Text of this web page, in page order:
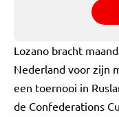
Lozano bracht
Nederland voor zijn
een toernooi in
de Confederations